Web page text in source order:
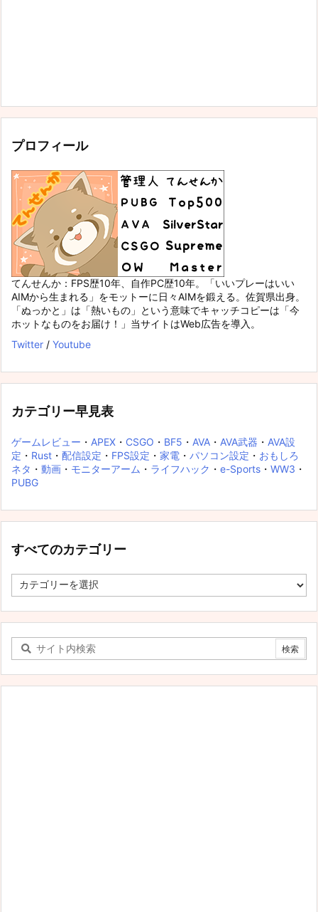
プロフィール
てんせんか：FPS歴10年、自作PC歴10年。「いいプレーはいい
AIMから生まれる」をモットーに日々AIMを鍛える。佐賀県出身。
「ぬっかと」は「熱いもの」という意味でキャッチコピーは「今
ホットなものをお届け！」当サイトはWeb広告を導入。
Twitter / Youtube
カテゴリー早見表
ゲームレビュー ・ APEX ・ CSGO ・ BF5 ・ AVA ・ AVA武器 ・ AVA設
定 ・ Rust ・ 配信設定 ・ FPS設定 ・ 家電 ・ パソコン設定 ・ おもしろ
ネタ ・ 動画 ・ モニターアーム ・ ライフハック ・ e-Sports ・ WW3 ・
PUBG
すべてのカテゴリー
べ
の
ゴ
リ
ー